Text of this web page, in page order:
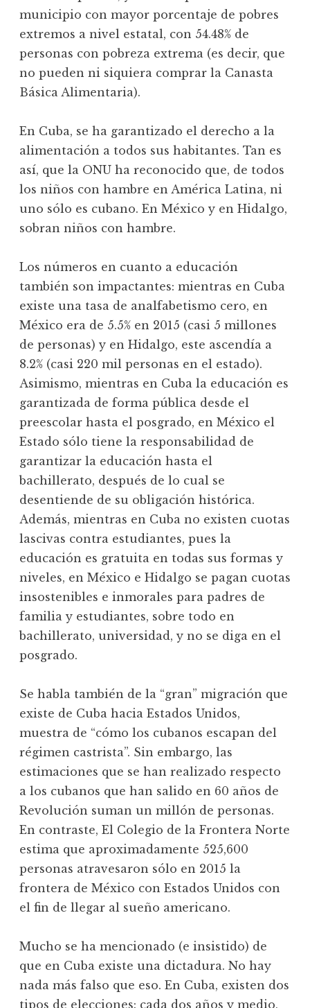
municipio con mayor porcentaje de pobres
extremos a nivel estatal, con 54.48% de
personas con pobreza extrema (es decir, que
no pueden ni siquiera comprar la Canasta
Básica Alimentaria).
En Cuba, se ha garantizado el derecho a la
alimentación a todos sus habitantes. Tan es
así, que la ONU ha reconocido que, de todos
los niños con hambre en América Latina, ni
uno sólo es cubano. En México y en Hidalgo,
sobran niños con hambre.
Los números en cuanto a educación
también son impactantes: mientras en Cuba
existe una tasa de analfabetismo cero, en
México era de 5.5% en 2015 (casi 5 millones
de personas) y en Hidalgo, este ascendía a
8.2% (casi 220 mil personas en el estado).
Asimismo, mientras en Cuba la educación es
garantizada de forma pública desde el
preescolar hasta el posgrado, en México el
Estado sólo tiene la responsabilidad de
garantizar la educación hasta el
bachillerato, después de lo cual se
desentiende de su obligación histórica.
Además, mientras en Cuba no existen cuotas
lascivas contra estudiantes, pues la
educación es gratuita en todas sus formas y
niveles, en México e Hidalgo se pagan cuotas
insostenibles e inmorales para padres de
familia y estudiantes, sobre todo en
bachillerato, universidad, y no se diga en el
posgrado.
Se habla también de la “gran” migración que
existe de Cuba hacia Estados Unidos,
muestra de “cómo los cubanos escapan del
régimen castrista”. Sin embargo, las
estimaciones que se han realizado respecto
a los cubanos que han salido en 60 años de
Revolución suman un millón de personas.
En contraste, El Colegio de la Frontera Norte
estima que aproximadamente 525,600
personas atravesaron sólo en 2015 la
frontera de México con Estados Unidos con
el fin de llegar al sueño americano.
Mucho se ha mencionado (e insistido) de
que en Cuba existe una dictadura. No hay
nada más falso que eso. En Cuba, existen dos
tipos de elecciones: cada dos años y medio,